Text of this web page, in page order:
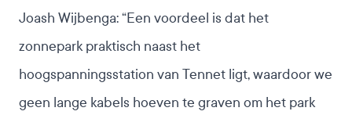
Joash Wijbenga: “Een voordeel is dat het
zonnepark praktisch naast het
hoogspanningsstation van Tennet ligt, waardoor we
geen lange kabels hoeven te graven om het park